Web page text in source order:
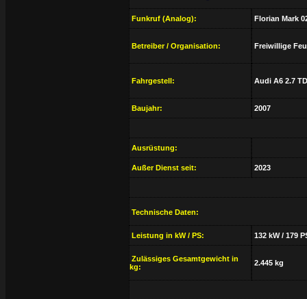
Funkruf (Analog): Florian Mark
Betreiber / Organisation: Freiwillige
Fahrgestell: Audi A6 2.7
Baujahr: 2007
Ausrüstung:
Außer Dienst seit: 2023
Technische Daten:
Leistung in kW / PS: 132 kW / 179
Zulässiges Gesamtgewicht in
kg:
2.445 kg